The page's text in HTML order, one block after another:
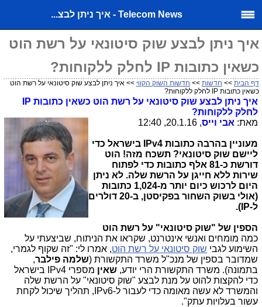
Telecom News - איך ניתן לבצ...
איך ניתן לבצע שוק סיטונאי על רשת הוט
כשאין כתובות IP לחלק ללקוחות?
דף הבית >> חדשות >> חדשות השוק הקווי >> איך ניתן לבצע שוק סיטונאי על רשת הוט
כשאין כתובות IP לחלק ללקוחות?
איך ניתן לבצע שוק סיטונאי על רשת הוט כשאין כתובות IP
לחלק ללקוחות?
מאת: אבי וייס, 20.1.16, 12:40
מעוניין בהרבה כתובות IPv4
בישראל כדי
ליישם שוק סיטונאי? תשכח מזה! הוט
דורשת כ-81 אלף כתובות כדי לפתוח
שירות ללא חייגן על הרשת שלה. לא ניתן
היום לרכוש כיום יותר מ-1,024 כתובות
(אולי בשוק השחור בפקיסטן, ב-20 דולרים
ל-IP
).
הספין של "שוק סיטונאי" על רשת הוט
כמה מומחים ואנשי אינטרנט, שקראו את הניתוח, שביצעתי על
השימוע לגבי שוק סיטונאי על רשת הוט, אמרו לי: "זה שקוף לגמרי,
שמדובר בספין של מנכ"ל משרד התקשורת (שלמה פילבר,
בתמונה). משרד התקשורת הרי יודע, שאין מספרי IPv4
בישראל
כדי להקצות להוט על מנת לבצע "שוק סיטונאי" על הרשת שלה
והמשרד לא עשה מאומה כדי לעבור ל-IPv6 , תהליך שיכול לקחת
עשור בעלויות עתק".